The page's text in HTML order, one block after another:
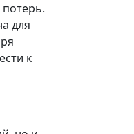
для
к